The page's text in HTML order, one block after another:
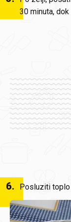
30 minuta,
6. Posluziti